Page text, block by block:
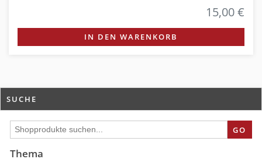
15,00 €
IN DEN WARENKORB
SUCHE
GO
Thema